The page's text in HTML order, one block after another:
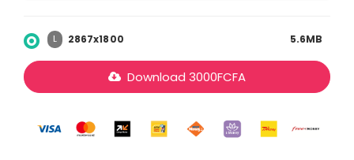
L 2867x1800 5.6MB
Download 3000FCFA